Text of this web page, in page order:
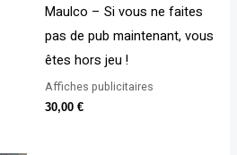
Maulco – Si vous ne faites
pas de pub maintenant, vous
êtes hors jeu !
Affiches publicitaires
30,00 €